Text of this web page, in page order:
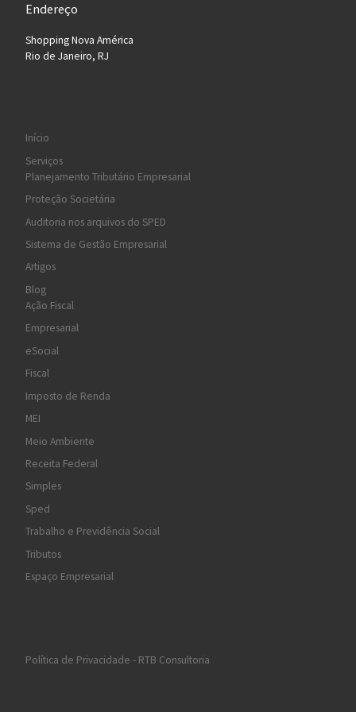
Endereço
Shopping Nova América
Rio de Janeiro, RJ
Início
Serviços
Planejamento Tributário Empresarial
Proteção Societária
Auditoria nos arquivos do SPED
Sistema de Gestão Empresarial
Artigos
Blog
Ação Fiscal
Empresarial
eSocial
Fiscal
Imposto de Renda
MEI
Meio Ambiente
Receita Federal
Simples
Sped
Trabalho e Previdência Social
Tributos
Espaço Empresarial
Política de Privacidade - RTB Consultoria